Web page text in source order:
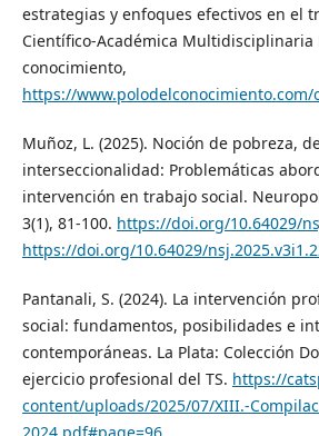
estrategias y enfoques efectivos en el
Científico-Académica Multidisciplinaria
conocimiento,
https://
Muñoz, L. (2025). Noción de pobreza,
interseccionalidad: Problemáticas
intervención en trabajo social.
3(1), 81-100. https://doi.org/10.64029/
https://doi.org/10.64029/
Pantanali, S. (2024). La intervención
social: fundamentos, posibilidades e
contemporáneas. La Plata: Colección
ejercicio profesional del TS. https://
content/uploads/2025/07/XIII.-